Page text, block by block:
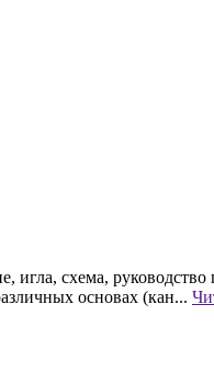
игла, схема,
основах (кан...